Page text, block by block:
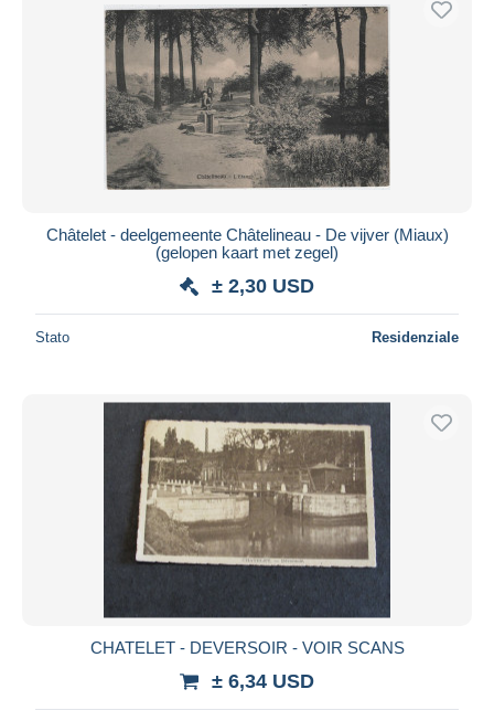
Châtelet - deelgemeente Châtelineau - De vijver (Miaux)
(gelopen kaart met zegel)
± 2,30 USD
Stato Residenziale
CHATELET - DEVERSOIR - VOIR SCANS
± 6,34 USD